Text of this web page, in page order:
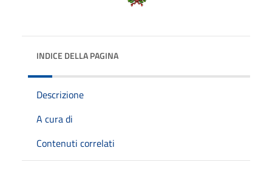
INDICE DELLA PAGINA
Descrizione
A cura di
Contenuti correlati